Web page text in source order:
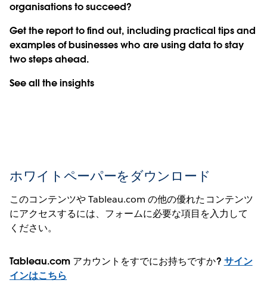
organisations to succeed?
Get the report to find out, including practical tips and
examples of businesses who are using data to stay
two steps ahead.
See all the insights
ホワイトペーパーをダウンロード
このコンテンツや Tableau.com の他の優れたコンテンツ
にアクセスするには、フォームに必要な項目を入力して
ください。
Tableau.com アカウントをすでにお持ちですか? サイン
インはこちら